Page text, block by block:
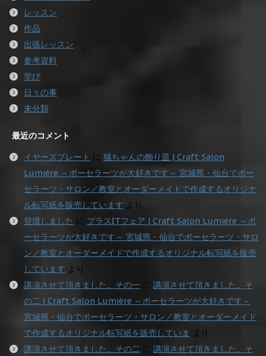
レッスン
作品
出張レッスン
参考資料
学び
日々の事
未分類
最近のコメント
イヤーズプレート に 猫ちゃんの飾り皿 | Craft Salon
Lumière ～ポーセラーツが大好きです～ 宮城県・仙台でポー
セラーツ・サロン／教室とオーダーメイドで作成するオリジナ
ル転写紙を販売しています より
登壇しました に プラスITフェア | Craft Salon Lumière ～ポ
ーセラーツが大好きです～ 宮城県・仙台でポーセラーツ・サロ
ン／教室とオーダーメイドで作成するオリジナル転写紙を販売
しています より
講演させて頂きました。その一
講演させて頂きました。そ
の二 | Craft Salon Lumière ～ポーセラーツが大好きです～
宮城県・仙台でポーセラーツ・サロン／教室とオーダーメイド
で作成するオリジナル転写紙を販売していま より
講演させて頂きました。その二
講演させて頂きました。そ